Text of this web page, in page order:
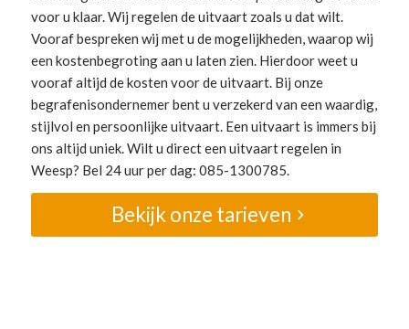
voor u klaar. Wij regelen de uitvaart zoals u dat wilt.
Vooraf bespreken wij met u de mogelijkheden, waarop wij
een kostenbegroting aan u laten zien. Hierdoor weet u
vooraf altijd de kosten voor de uitvaart. Bij onze
begrafenisondernemer bent u verzekerd van een waardig,
stijlvol en persoonlijke uitvaart. Een uitvaart is immers bij
ons altijd uniek. Wilt u direct een uitvaart regelen in
Weesp? Bel 24 uur per dag: 085-1300785.
Bekijk onze tarieven